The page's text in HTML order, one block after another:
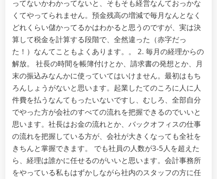
ってないかわかってないと、そもそも経営なんておっかな
くてやってられません。預金残高の増減で毎月なんとなく
どれくらい儲かってるかはわかると思うのですが、実は決
算して税金を計算する段階で、全然違った（赤字だっ
た！）なんてこともよくあります。。 2. 毎月の経理からの
解放。 社長の時間を帳簿付けとか、請求書の発想とか、月
末の振込みなんかに使っていてはいけません。最初はもち
ろんしょうがないと思います。起業したてのころに人に人
件費を払うなんてもったいないですし、むしろ、全部自分
でやった方が会社のすべての流れを把握できるのでいいと
思います。社長はお金の流れとか、バックオフィスの仕事
の流れを把握している方が、会社が大きくなっても全社を
きちんと掌握できます。 でも社員の人数が3-5人を超えた
ら、経理は誰かに任せるのがいいと思います。会計事務所
をやっている私もはずかしながら社内のスタッフの方に任